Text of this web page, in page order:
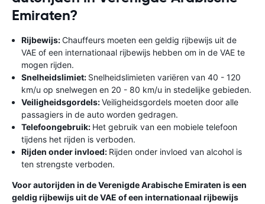
Emiraten?
Rijbewijs:Chauffeurs moeten een geldig rijbewijs uit de
VAE of een internationaal rijbewijs hebben om in de VAE te
mogen rijden.
Snelheidslimiet: Snelheidslimieten variëren van 40 - 120
km/u op snelwegen en 20 - 80 km/u in stedelijke gebieden.
Veiligheidsgordels:Veiligheidsgordels moeten door alle
passagiers in de auto worden gedragen.
Telefoongebruik: Het gebruik van een mobiele telefoon
tijdens het rijden is verboden.
Rijden onder invloed: Rijden onder invloed van alcohol is
ten strengste verboden.
Voor autorijden in de Verenigde Arabische Emiraten is een
geldig rijbewijs uit de VAE of een internationaal rijbewijs